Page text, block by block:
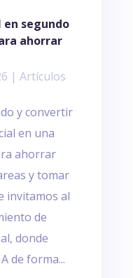
segundo
ahorrar
|Artículos
y convertir
en una
ahorrar
y tomar
invitamos al
de
donde
de forma...